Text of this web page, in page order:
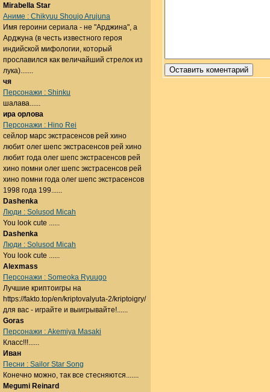
Mirabella Star
Аниме : Chikyuu Shoujo Arujuna
Имя героини сериала - не "Арджина", а
Арджуна (в честь известного героя
индийской мифологии, который
прославился как величайший стрелок из
лука).......
чя
Персонажи : Shinku
шалава......
ира орлова
Персонажи : Hino Rei
сейлор марс экстрасенсов рей хино
любит олег шепс экстрасенсов рей хино
любит года олег шепс экстрасенсов рей
хино помни олег шепс экстрасенсов рей
хино помни года олег шепс экстрасенсов
1998 года 199......
Dashenka
Люди : Solusod Micah
You look cute ......
Dashenka
Люди : Solusod Micah
You look cute ......
Alexmass
Персонажи : Someoka Ryuugo
Лучшие криптоигры на
https://fakto.top/en/kriptovalyuta-2/kriptoigry/
для вас - играйте и выигрывайте!......
Goras
Персонажи : Akemiya Masaki
Класс!!!......
Иван
Песни : Sailor Star Song
Конечно можно, так все стесняются.......
Megumi Reinard